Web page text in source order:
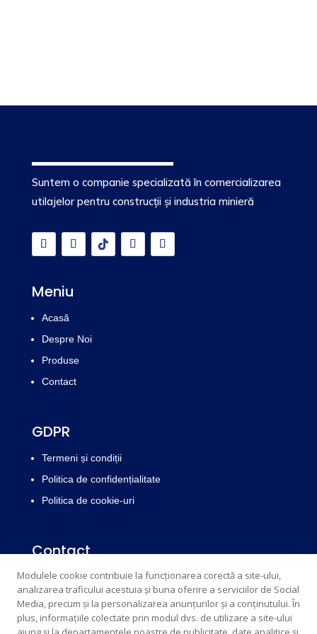
Suntem o companie specializată în comercializarea
utilajelor pentru construcții și industria minieră
Meniu
Acasă
Despre Noi
Produse
Contact
GDPR
Termeni și condiții
Politica de confidențialitate
Politica de cookie-uri
Contact
Email : edrichsrl@yahoo.cominfo@edrich.ro
Telefon: 077303831,0773854017
Telefon fix: 0259313033
Modulele cookie contribuie la funcționarea corectă a site-ului,
analizarea traficului acestuia și buna oferire a serviciilor de Social
Media, precum și la personalizarea anunțurilor și a conținutului. În
plus, informațiile colectate prin modul dvs. de utilizare a site-ului